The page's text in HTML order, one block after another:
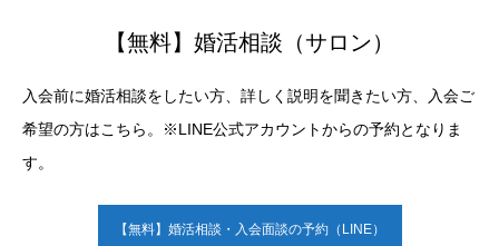
【無料】婚活相談（サロン）
入会前に婚活相談をしたい方、詳しく説明を聞きたい方、入会ご
希望の方はこちら。※LINE公式アカウントからの予約となりま
す。
【無料】婚活相談・入会面談の予約（LINE）